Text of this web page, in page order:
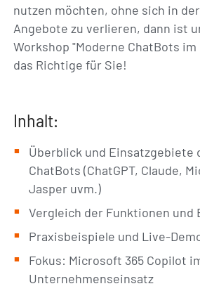
nutzen möchten, ohne sich in
Angebote zu verlieren, dann ist
Workshop "Moderne ChatBots
das Richtige für Sie!
Inhalt:
Überblick und Einsatzgebiete
ChatBots (ChatGPT, Claude,
Jasper uvm.)
Vergleich der Funktionen und
Praxisbeispiele und Live-
Fokus: Microsoft 365 Copilot
Unternehmenseinsatz